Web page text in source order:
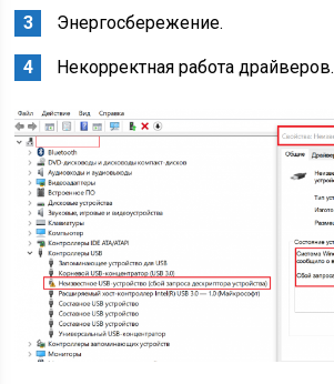
Энергосбережение.
Некорректная работа драйверов.